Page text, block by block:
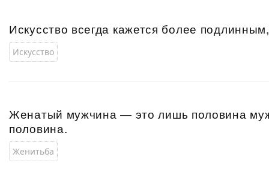
Искусство всегда кажется более
Искусство
Женатый мужчина — это лишь половина
половина.
Женитьба